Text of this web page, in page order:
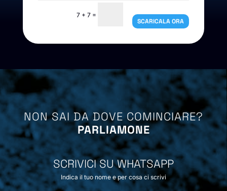
7 + 7 =
SCARICALA ORA
NON SAI DA DOVE COMINCIARE?
PARLIAMONE
SCRIVICI SU WHATSAPP
Indica il tuo nome e per cosa ci scrivi